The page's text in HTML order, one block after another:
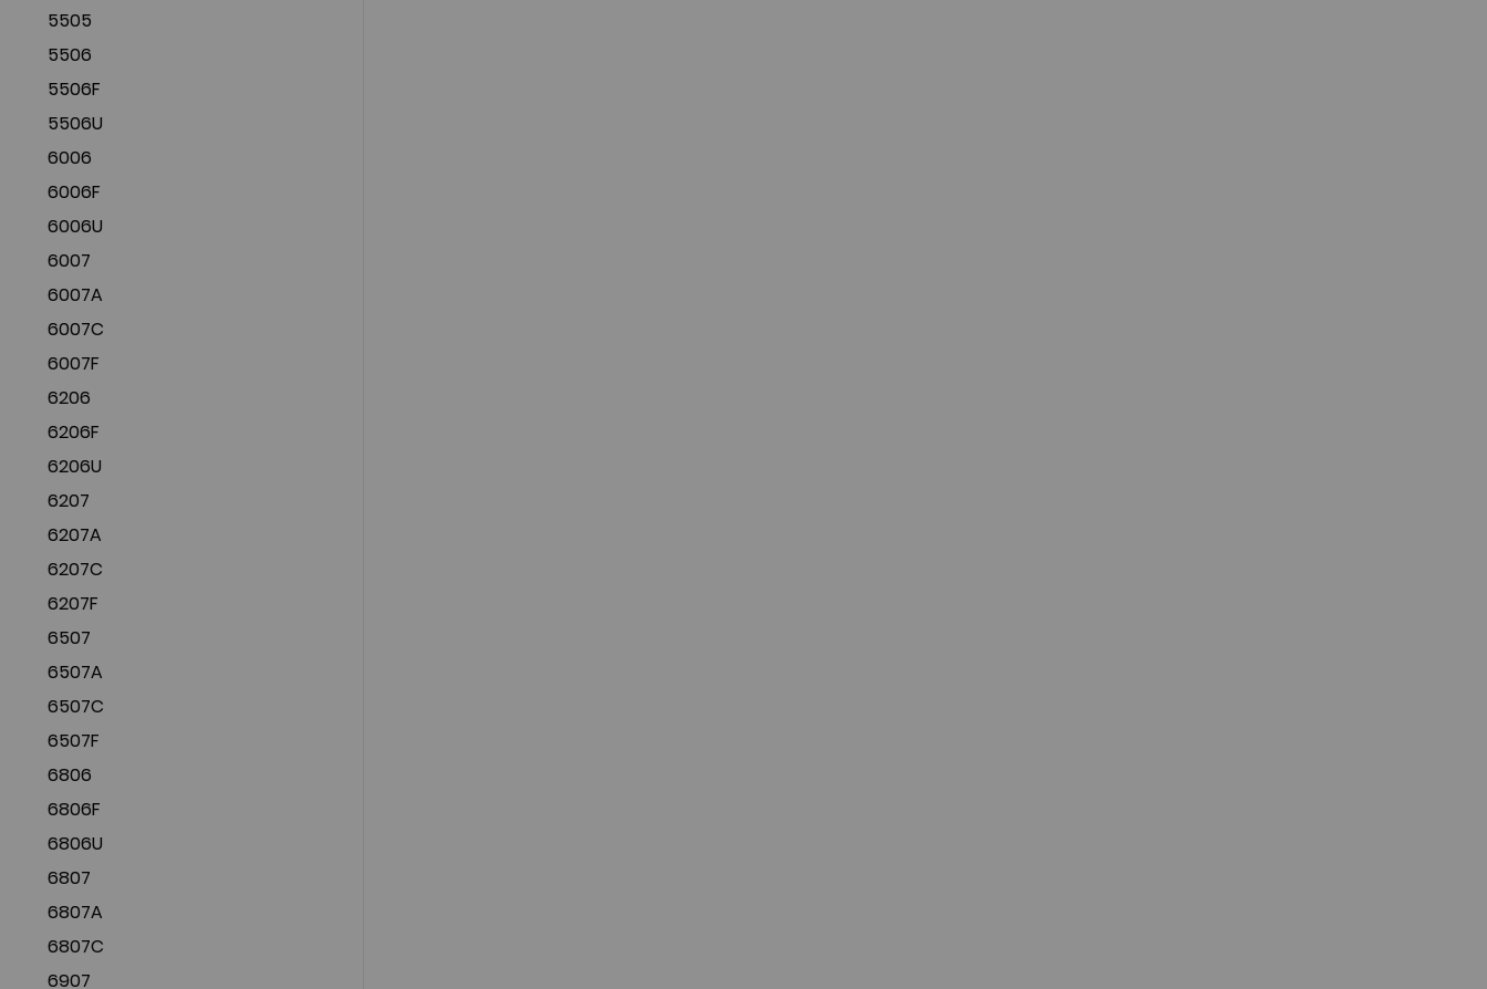
5505
5506
5506F
5506U
6006
6006F
6006U
6007
6007A
6007C
6007F
6206
6206F
6206U
6207
6207A
6207C
6207F
6507
6507A
6507C
6507F
6806
6806F
6806U
6807
6807A
6807C
6907